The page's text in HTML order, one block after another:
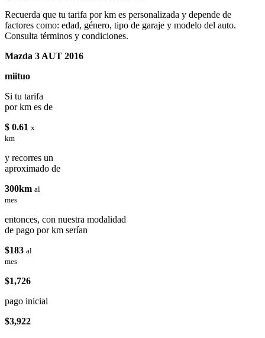
Recuerda que tu tarifa por km es personalizada y depende de
factores como: edad, género, tipo de garaje y modelo del auto.
Consulta términos y condiciones.
Mazda 3 AUT 2016
miituo
Si tu tarifa
por km es de
$ 0.61 x
km
y recorres un
aproximado de
300km al
mes
entonces, con nuestra modalidad
de pago por km serían
$183 al
mes
$1,726
pago inicial
$3,922